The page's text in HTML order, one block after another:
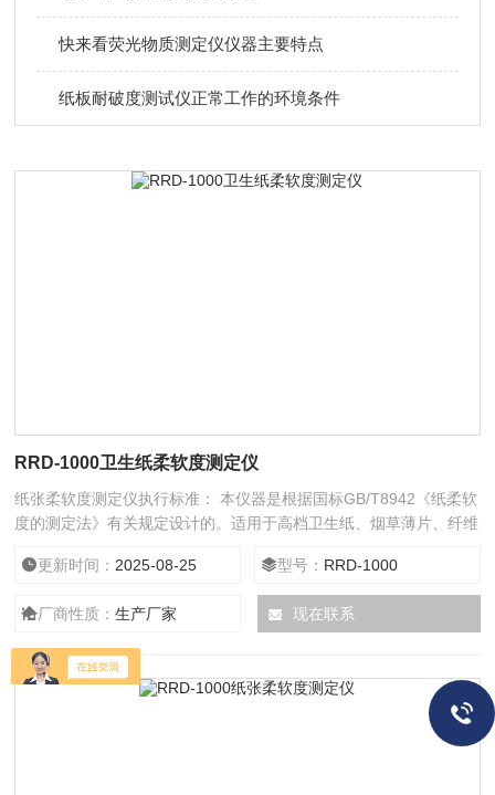
快来看荧光物质测定仪仪器主要特点
纸板耐破度测试仪正常工作的环境条件
RRD-1000卫生纸柔软度测定仪
纸张柔软度测定仪执行标准： 本仪器是根据国标GB/T8942《纸柔软
度的测定法》有关规定设计的。适用于高档卫生纸、烟草薄片、纤维
数字电路技术，具有技术良好，功能齐全，操作简单方便等优点，是
造纸、科研单位和商检部门理想的检测仪器。
更新时间： 2025-08-25 型号： RRD-1000
厂商性质：生产厂家 现在联系